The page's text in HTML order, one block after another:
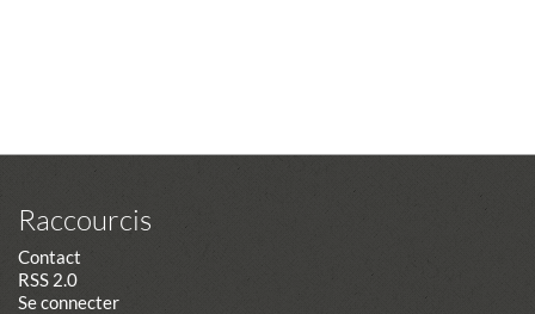
Raccourcis
Contact
RSS 2.0
Se connecter